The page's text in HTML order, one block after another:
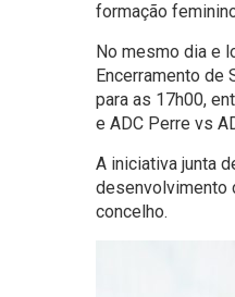
formação
No mesmo dia e
Encerramento de
para as 17h00,
e ADC Perre vs
A iniciativa junta
desenvolvimento
concelho.